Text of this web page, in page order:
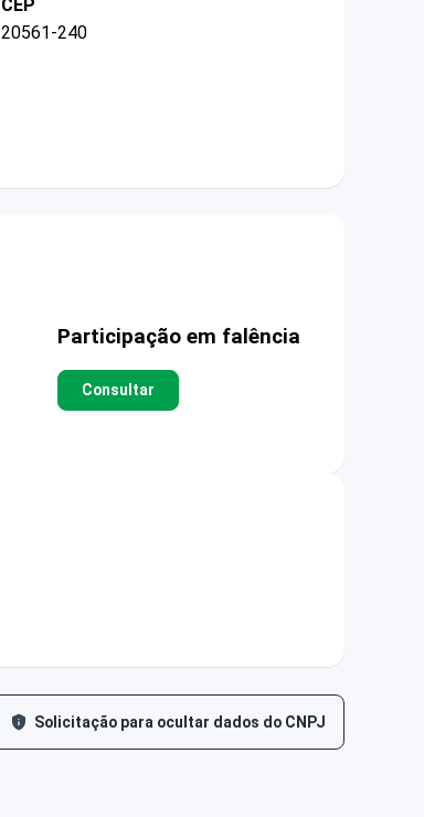
CEP
20561-240
Participação em falência
Consultar
Solicitação para ocultar dados do CNPJ